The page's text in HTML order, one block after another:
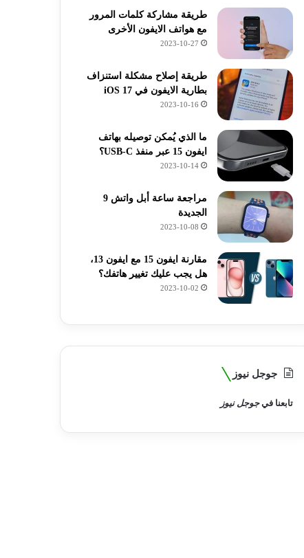
طريقة مشاركة كلمات المرور
مع هواتف الايفون الأخرى
2023-10-27
طريقة إصلاح مشكلة استنزاف
بطارية الايفون في iOS 17
2023-10-16
ما الذي يُمكن توصيله بهاتف
ايفون 15 عبر منفذ USB-C؟
2023-10-14
مراجعة ساعة أبل واتش 9
الجديدة
2023-10-08
مقارنة ايفون 15 مع ايفون 13،
هل يجب عليك تغيير هاتفك؟
2023-10-02
جوجل نيوز
تابعنا فيجوجل نيوز